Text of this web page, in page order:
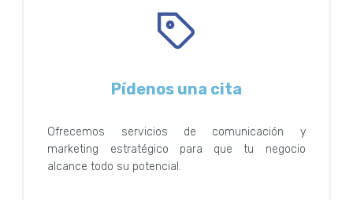
Pídenos una cita
Ofrecemos servicios de comunicación y
marketing estratégico para que tu negocio
alcance todo su potencial.